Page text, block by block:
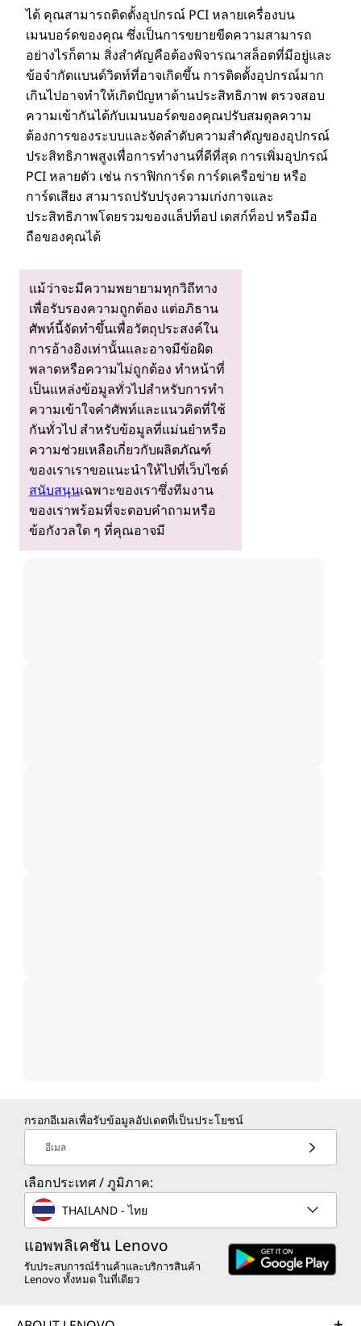
ได้ คุณสามารถติดตั้งอุปกรณ์ PCI หลายเครื่องบน
เมนบอร์ดของคุณ ซึ่งเป็นการขยายขีดความสามารถ
อย่างไรก็ตาม สิ่งสําคัญคือต้องพิจารณาสล็อตที่มีอยู่และ
ข้อจํากัดแบนด์วิดท์ที่อาจเกิดขึ้น การติดตั้งอุปกรณ์มาก
เกินไปอาจทําให้เกิดปัญหาด้านประสิทธิภาพ ตรวจสอบ
ความเข้ากันได้กับเมนบอร์ดของคุณปรับสมดุลความ
ต้องการของระบบและจัดลําดับความสําคัญของอุปกรณ์
ประสิทธิภาพสูงเพื่อการทํางานที่ดีที่สุด การเพิ่มอุปกรณ์
PCI หลายตัว เช่น กราฟิกการ์ด การ์ดเครือข่าย หรือ
การ์ดเสียง สามารถปรับปรุงความเก่งกาจและ
ประสิทธิภาพโดยรวมของแล็ปท็อป เดสก์ท็อป หรือมือ
ถือของคุณได้
แม้ว่าจะมีความพยายามทุกวิถีทาง
เพื่อรับรองความถูกต้อง แต่อภิธาน
ศัพท์นี้จัดทําขึ้นเพื่อวัตถุประสงค์ใน
การอ้างอิงเท่านั้นและอาจมีข้อผิด
พลาดหรือความไม่ถูกต้อง ทําหน้าที่
เป็นแหล่งข้อมูลทั่วไปสําหรับการทํา
ความเข้าใจคําศัพท์และแนวคิดที่ใช้
กันทั่วไป สําหรับข้อมูลที่แม่นยําหรือ
ความช่วยเหลือเกี่ยวกับผลิตภัณฑ์
ของเราเราขอแนะนําให้ไปที่เว็บไซต์
สนับสนุนเฉพาะของเราซึ่งทีมงาน
ของเราพร้อมที่จะตอบคําถามหรือ
ข้อกังวลใด ๆ ที่คุณอาจมี
กรอกอีเมลเพื่อรับข้อมูลอัปเดตที่เป็นประโยชน์
อีเมล
เลือกประเทศ / ภูมิภาค:
THAILAND - ไทย
แอพพลิเคชัน Lenovo
รับประสบการณ์ร้านค้าและบริการสินค้า
Lenovo ทั้งหมด ในที่เดียว